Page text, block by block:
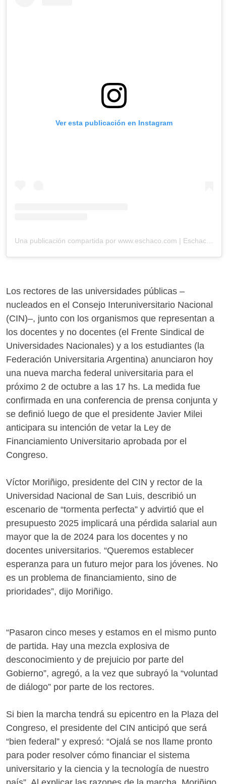
Ver esta publicación en Instagram
Los rectores de las universidades públicas –
nucleados en el Consejo Interuniversitario Nacional
(CIN)–, junto con los organismos que representan a
los docentes y no docentes (el Frente Sindical de
Universidades Nacionales) y a los estudiantes (la
Federación Universitaria Argentina) anunciaron hoy
una nueva marcha federal universitaria para el
próximo 2 de octubre a las 17 hs. La medida fue
confirmada en una conferencia de prensa conjunta y
se definió luego de que el presidente Javier Milei
anticipara su intención de vetar la Ley de
Financiamiento Universitario aprobada por el
Congreso.
Víctor Moriñigo, presidente del CIN y rector de la
Universidad Nacional de San Luis, describió un
escenario de “tormenta perfecta” y advirtió que el
presupuesto 2025 implicará una pérdida salarial aun
mayor que la de 2024 para los docentes y no
docentes universitarios. “Queremos establecer
esperanza para un futuro mejor para los jóvenes. No
es un problema de financiamiento, sino de
prioridades”, dijo Moriñigo.
“Pasaron cinco meses y estamos en el mismo punto
de partida. Hay una mezcla explosiva de
desconocimiento y de prejuicio por parte del
Gobierno”, agregó, a la vez que subrayó la “voluntad
de diálogo” por parte de los rectores.
Si bien la marcha tendrá su epicentro en la Plaza del
Congreso, el presidente del CIN anticipó que será
“bien federal” y expresó: “Ojalá se nos llame pronto
para poder resolver cómo financiar el sistema
universitario y la ciencia y la tecnología de nuestro